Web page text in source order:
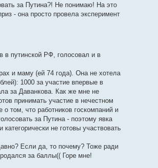
за Путина?! Не понимаю! На это
- она просто провела эксперимент
в путинской РФ, голосовал и в
и маму (ей 74 года). Она не хотела
1000 за участие впервые в
за Даванкова. Как же мне не
принимать участие в нечестном
том, что работников госкомпаний и
за Путина - поэтому явка
не готовы участвовать
Если да, то почему? Тоже ради
за баллы(( Горе мне!